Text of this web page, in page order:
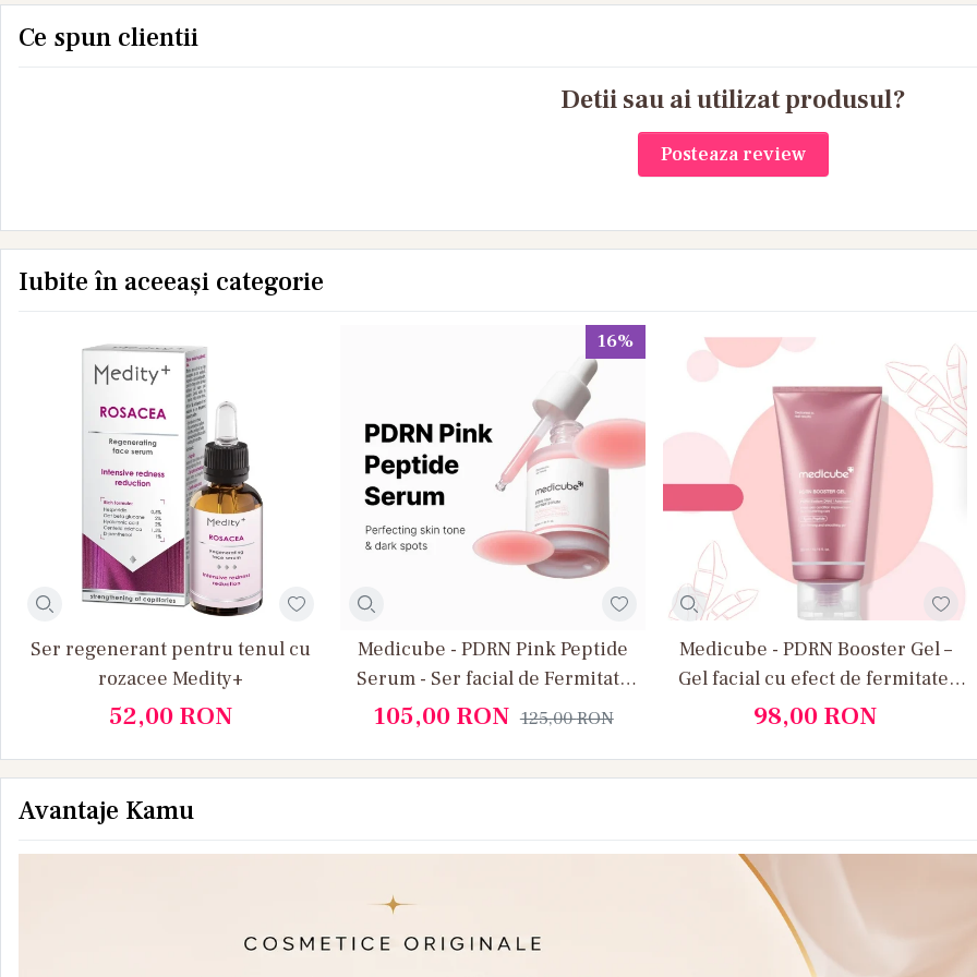
Ce spun clientii
Detii sau ai utilizat produsul?
Posteaza review
Iubite în aceeași categorie
Ser regenerant pentru tenul cu
rozacee Medity+
52,00 RON
16%
Medicube - PDRN Pink Peptide
Serum - Ser facial de Fermitate
Anti Age, Hidratare si
105,00 RON 125,00RON
Medicube - PDRN Booster Gel –
Gel facial cu efect de fermitate,
hidratare si regenerare profunda
98,00 RON
Avantaje Kamu